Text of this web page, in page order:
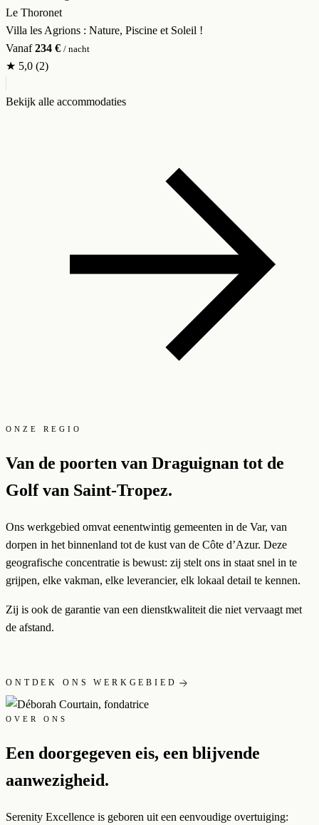
Le Thoronet
Villa les Agrions : Nature, Piscine et Soleil !
Vanaf234 € / nacht
★ 5,0 (2)
Bekijk alle accommodaties
ONZE REGIO
Van de poorten van Draguignan tot de
Golf van Saint-Tropez.
Ons werkgebied omvat eenentwintig gemeenten in de Var, van
dorpen in het binnenland tot de kust van de Côte d’Azur. Deze
geografische concentratie is bewust: zij stelt ons in staat snel in te
grijpen, elke vakman, elke leverancier, elk lokaal detail te kennen.
Zij is ook de garantie van een dienstkwaliteit die niet vervaagt met
de afstand.
ONTDEK ONS WERKGEBIED
OVER ONS
Een doorgegeven eis, een blijvende
aanwezigheid.
Serenity Excellence is geboren uit een eenvoudige overtuiging: